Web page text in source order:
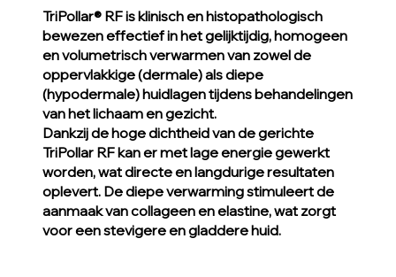
TriPollar® RF is klinisch en histopathologisch
bewezen effectief in het gelijktijdig, homogeen
en volumetrisch verwarmen van zowel de
oppervlakkige (dermale) als diepe
(hypodermale) huidlagen tijdens behandelingen
van het lichaam en gezicht.
Dankzij de hoge dichtheid van de gerichte
TriPollar RF kan er met lage energie gewerkt
worden, wat directe en langdurige resultaten
oplevert. De diepe verwarming stimuleert de
aanmaak van collageen en elastine, wat zorgt
voor een stevigere en gladdere huid.